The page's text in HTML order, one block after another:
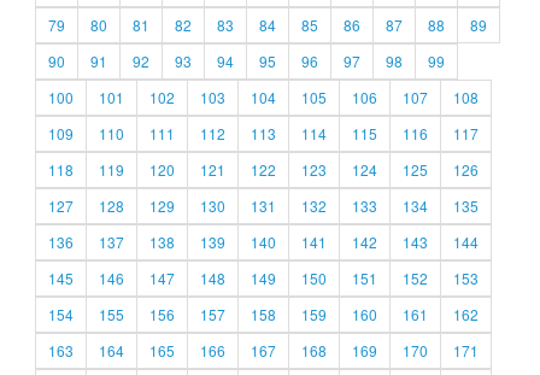
79
80 81 82 83 84 85 86 87 88
89
90
91 92 93 94 95 96 97 98
99
100
101 102 103 104 105 106 107
108
109
110 111 112 113 114 115 116
117
118
119 120 121 122 123 124 125
126
127
128 129 130 131 132 133 134
135
136
137 138 139 140 141 142 143
144
145
146 147 148 149 150 151 152
153
154
155 156 157 158 159 160 161
162
163
164 165 166 167 168 169 170
171